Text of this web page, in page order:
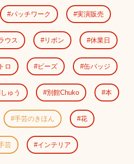
パッチワーク 実演販売
ウス リボン 休業日
ロ ビーズ 缶バッジ
ゅう 別館Chuko 本
手芸のきほん 花
芸 インテリア